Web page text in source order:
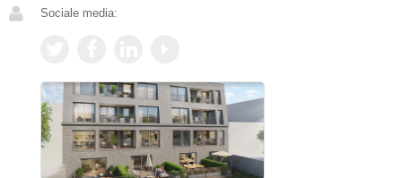
Sociale media: